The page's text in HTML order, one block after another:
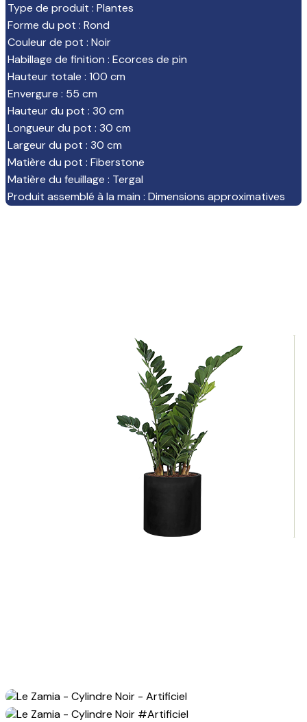
Type de produit : Plantes
Forme du pot : Rond
Couleur de pot : Noir
Habillage de finition : Ecorces de pin
Hauteur totale : 100 cm
Envergure : 55 cm
Hauteur du pot : 30 cm
Longueur du pot : 30 cm
Largeur du pot : 30 cm
Matière du pot : Fiberstone
Matière du feuillage : Tergal
Produit assemblé à la main : Dimensions approximatives